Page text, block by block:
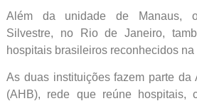
Além da unidade de Manaus,
Silvestre, no Rio de Janeiro,
hospitais brasileiros reconhecidos na
As duas instituições fazem parte da
(AHB), rede que reúne hospitais,